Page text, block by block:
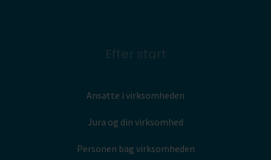
Efter start
Ansatte i virksomheden
Jura og din virksomhed
Personen bag virksomheden